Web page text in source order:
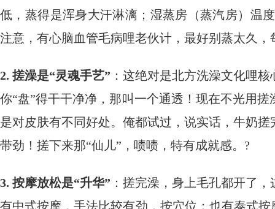
低，蒸得是浑身大汗淋漓；湿蒸房（蒸汽房）温
注意，有心脑血管毛病哩老伙计，最好别蒸太久，
2. 搓澡是“灵魂手艺” ：这绝对是北方洗澡文化哩
你“盘”得干干净净，那叫一个通透！现在不光用搓
是对皮肤有不同好处。俺都试过，说实话，牛奶
带劲！搓下来那“仙儿”，啧啧，特有成就感。?
3. 按摩放松是“升华” ：搓完澡，身上毛孔都开了
有中式按摩，手法比较有劲，按穴位；也有泰式